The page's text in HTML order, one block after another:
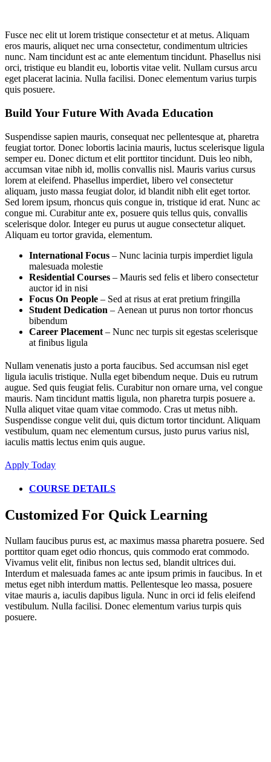
Fusce nec elit ut lorem tristique consectetur et at metus. Aliquam
eros mauris, aliquet nec urna consectetur, condimentum ultricies
nunc. Nam tincidunt est ac ante elementum tincidunt. Phasellus nisi
orci, tristique eu blandit eu, lobortis vitae velit. Nullam cursus arcu
eget placerat lacinia. Nulla facilisi. Donec elementum varius turpis
quis posuere.
Build Your Future With Avada Education
Suspendisse sapien mauris, consequat nec pellentesque at, pharetra
feugiat tortor. Donec lobortis lacinia mauris, luctus scelerisque ligula
semper eu. Donec dictum et elit porttitor tincidunt. Duis leo nibh,
accumsan vitae nibh id, mollis convallis nisl. Mauris varius cursus
lorem at eleifend. Phasellus imperdiet, libero vel consectetur
aliquam, justo massa feugiat dolor, id blandit nibh elit eget tortor.
Sed lorem ipsum, rhoncus quis congue in, tristique id erat. Nunc ac
congue mi. Curabitur ante ex, posuere quis tellus quis, convallis
scelerisque dolor. Integer eu purus ut augue consectetur aliquet.
Aliquam eu tortor gravida, elementum.
International Focus – Nunc lacinia turpis imperdiet ligula
malesuada molestie
Residential Courses – Mauris sed felis et libero consectetur
auctor id in nisi
Focus On People – Sed at risus at erat pretium fringilla
Student Dedication – Aenean ut purus non tortor rhoncus
bibendum
Career Placement – Nunc nec turpis sit egestas scelerisque
at finibus ligula
Nullam venenatis justo a porta faucibus. Sed accumsan nisl eget
ligula iaculis tristique. Nulla eget bibendum neque. Duis eu rutrum
augue. Sed quis feugiat felis. Curabitur non ornare urna, vel congue
mauris. Nam tincidunt mattis ligula, non pharetra turpis posuere a.
Nulla aliquet vitae quam vitae commodo. Cras ut metus nibh.
Suspendisse congue velit dui, quis dictum tortor tincidunt. Aliquam
vestibulum, quam nec elementum cursus, justo purus varius nisl,
iaculis mattis lectus enim quis augue.
Apply Today
COURSE DETAILS
Customized For Quick Learning
Nullam faucibus purus est, ac maximus massa pharetra posuere. Sed
porttitor quam eget odio rhoncus, quis commodo erat commodo.
Vivamus velit elit, finibus non lectus sed, blandit ultrices dui.
Interdum et malesuada fames ac ante ipsum primis in faucibus. In et
metus eget nibh interdum mattis. Pellentesque leo massa, posuere
vitae mauris a, iaculis dapibus ligula. Nunc in orci id felis eleifend
vestibulum. Nulla facilisi. Donec elementum varius turpis quis
posuere.